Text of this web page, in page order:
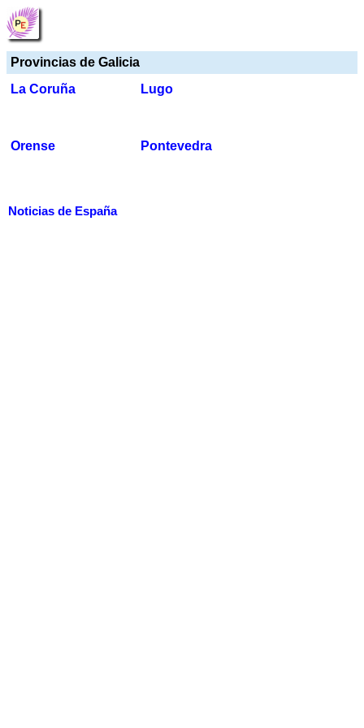
Provincias de Galicia
La Coruña
Lugo
Orense Pontevedra
Noticias de España